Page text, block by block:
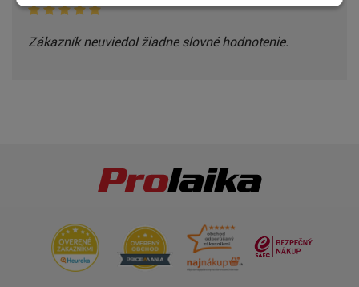
Zákazník neuviedol žiadne slovné hodnotenie.